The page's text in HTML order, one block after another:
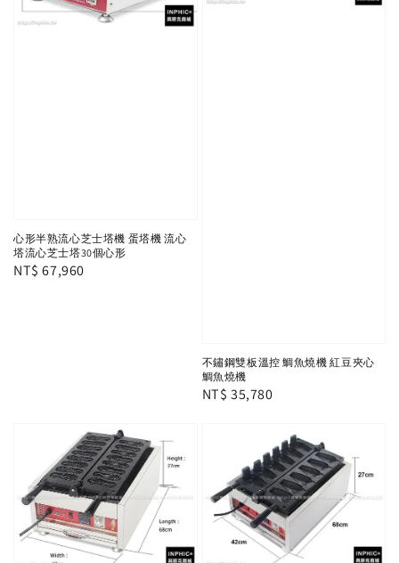
心形半熟流心芝士塔機 蛋塔機 流心
塔流心芝士塔30個心形
Regular
NT$ 67,960
不鏽鋼雙板溫控 鯛魚燒機 紅豆夾心
鯛魚燒機
Regular
NT$ 35,780